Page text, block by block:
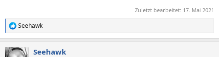
Zuletzt bearbeitet: 17. Mai 2021
R
e
k
Seehawk
Seehawk